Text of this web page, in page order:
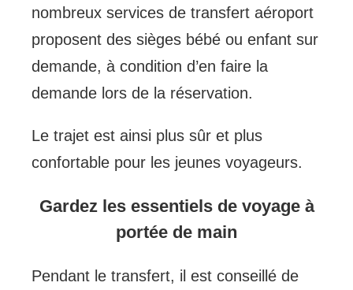
nombreux services de transfert aéroport
proposent des sièges bébé ou enfant sur
demande, à condition d’en faire la
demande lors de la réservation.
Le trajet est ainsi plus sûr et plus
confortable pour les jeunes voyageurs.
Gardez les essentiels de voyage à
portée de main
Pendant le transfert, il est conseillé de